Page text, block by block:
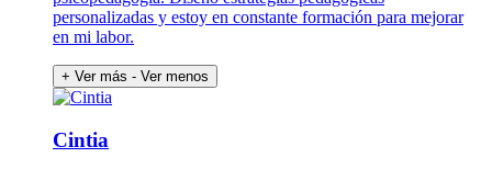
personalizadas y estoy en constante formación para mejorar
en mi labor.
+ Ver más - Ver menos
Cintia